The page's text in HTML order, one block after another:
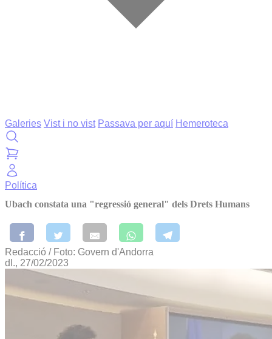
Galeries Vist i no vist Passava per aquí Hemeroteca
Política
Ubach constata una "regressió general" dels Drets Humans
Redacció / Foto: Govern d'Andorra
dl., 27/02/2023